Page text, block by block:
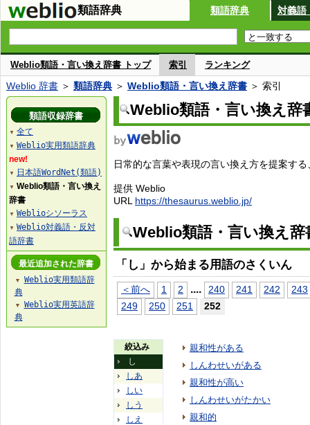
類語辞典 類語辞典 対義語
Weblio類語・言い換え辞書 トップ 索引 ランキング
Weblio 辞書 ＞ 類語辞典 ＞ Weblio類語・言い換え辞書 ＞ 索引
Weblio類語・言い換え辞
日常的な言葉や表現の言い換え方を提案す
提供 Weblio
URL https://thesaurus.weblio.jp/
Weblio類語・言い換え
「し」から始まる用語のさくいん
＜前へ 1 2 .... 240 241 242
243
249
250 251 252
絞込み
し
しあ
しい
しう
しえ
親和性がある
しんわせいがある
親和性が高い
しんわせいがたかい
親和的
類語収録辞書
▼ 全て
▼ Weblio実用類語辞典
new!
▼ 日本語WordNet(類語)
▼ Weblio類語・言い換え
辞書
▼ Weblioシソーラス
▼ Weblio対義語・反対
語辞書
最近追加された辞書
▼
Weblio実用類語辞
典
▼
Weblio実用英語辞
典